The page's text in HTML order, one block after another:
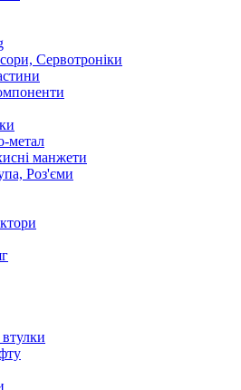
Сервотроніки
метал
манжети
Роз'єми